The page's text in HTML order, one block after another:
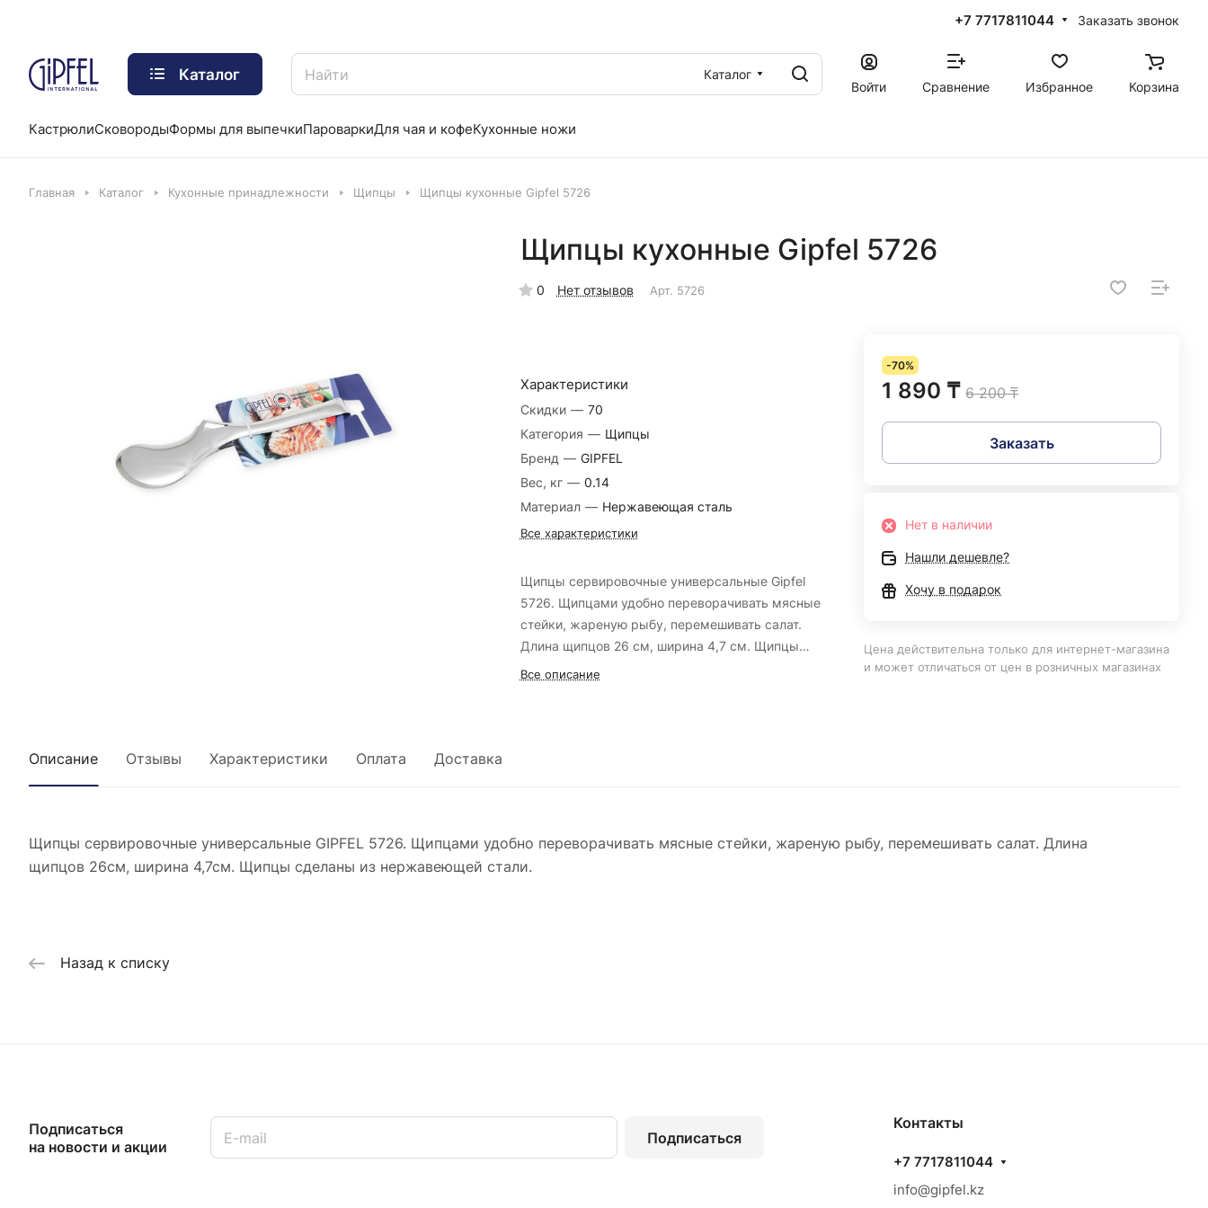
+7 7717811044 Заказать звонок
Каталог
Каталог
Войти
Сравнение Избранное Корзина
КастрюлиСковородыФормы для выпечкиПароваркиДля чая и кофеКухонные ножи
Главная Каталог Кухонные принадлежности Щипцы Щипцы кухонные Gipfel 5726
Щипцы кухонные Gipfel 5726
0 Нет отзывов Арт. 5726
Характеристики
Скидки — 70
Категория — Щипцы
Бренд — GIPFEL
Вес, кг — 0.14
Материал — Нержавеющая сталь
Все характеристики
Щипцы сервировочные универсальные Gipfel
5726. Щипцами удобно переворачивать мясные
стейки, жареную рыбу, перемешивать салат.
Длина щипцов 26 см, ширина 4,7 см. Щипцы
сделаны из нержавеющей стали.
Все описание
-70%
1 890 ₸ 6 200 ₸
Заказать
Нет в наличии
Нашли дешевле?
Хочу в подарок
Цена действительна только для интернет-магазина
и может отличаться от цен в розничных магазинах
Описание Отзывы Характеристики Оплата Доставка
Щипцы сервировочные универсальные GIPFEL 5726. Щипцами удобно переворачивать мясные стейки, жареную рыбу, перемешивать салат. Длина
щипцов 26см, ширина 4,7см. Щипцы сделаны из нержавеющей стали.
Назад к списку
Подписаться
на новости и акции
Подписаться
Контакты
+7 7717811044
info@gipfel.kz